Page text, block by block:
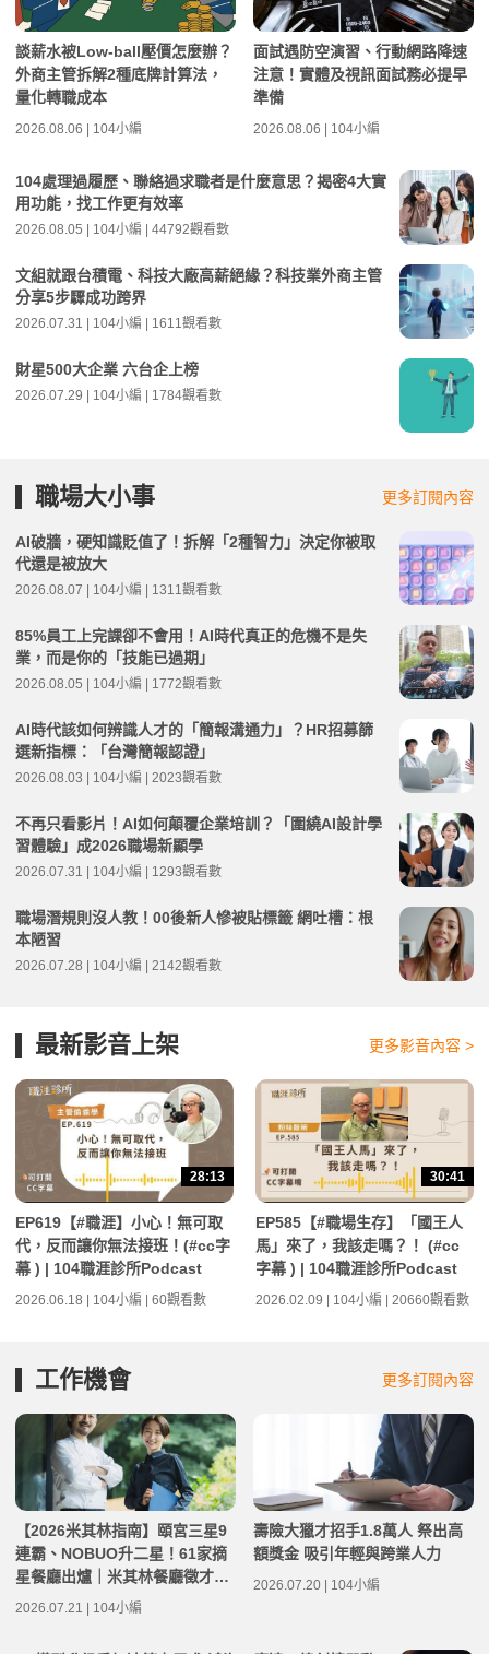
談薪水被Low-ball壓價怎麼辦？
外商主管拆解2種底牌計算法，
量化轉職成本
2026.08.06 | 104小編
面試遇防空演習、行動網路降速
注意！實體及視訊面試務必提早
準備
2026.08.06 | 104小編
104處理過履歷、聯絡過求職者是什麼意思？揭密4大實
用功能，找工作更有效率
2026.08.05 | 104小編 | 44792觀看數
文組就跟台積電、科技大廠高薪絕緣？科技業外商主管
分享5步驟成功跨界
2026.07.31 | 104小編 | 1611觀看數
財星500大企業 六台企上榜
2026.07.29 | 104小編 | 1784觀看數
職場大小事 更多訂閱內容
AI破牆，硬知識貶值了！拆解「2種智力」決定你被取
代還是被放大
2026.08.07 | 104小編 | 1311觀看數
85%員工上完課卻不會用！AI時代真正的危機不是失
業，而是你的「技能已過期」
2026.08.05 | 104小編 | 1772觀看數
AI時代該如何辨識人才的「簡報溝通力」？HR招募篩
選新指標：「台灣簡報認證」
2026.08.03 | 104小編 | 2023觀看數
不再只看影片！AI如何顛覆企業培訓？「圍繞AI設計學
習體驗」成2026職場新顯學
2026.07.31 | 104小編 | 1293觀看數
職場潛規則沒人教！00後新人慘被貼標籤 網吐槽：根
本陋習
2026.07.28 | 104小編 | 2142觀看數
最新影音上架 更多影音內容 >
28:13
EP619【#職涯】小心！無可取
代，反而讓你無法接班！(#cc字
幕 ) | 104職涯診所Podcast
2026.06.18 | 104小編 | 60觀看數
30:41
EP585【#職場生存】「國王人
馬」來了，我該走嗎？！ (#cc
字幕 ) | 104職涯診所Podcast
2026.02.09 | 104小編 | 20660觀看數
工作機會 更多訂閱內容
【2026米其林指南】頤宮三星9
連霸、NOBUO升二星！61家摘
星餐廳出爐｜米其林餐廳徵才機
會
2026.07.21 | 104小編
壽險大獵才招手1.8萬人 祭出高
額獎金 吸引年輕與跨業人力
2026.07.20 | 104小編